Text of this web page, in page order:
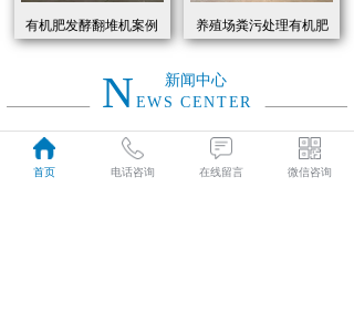
有机肥发酵翻堆机案例
展示
养殖场粪污处理有机肥
发酵罐 履带式有机肥翻
新闻中心
N EWS CENTER
2026
首页 电话咨询 在线留言 微信咨询